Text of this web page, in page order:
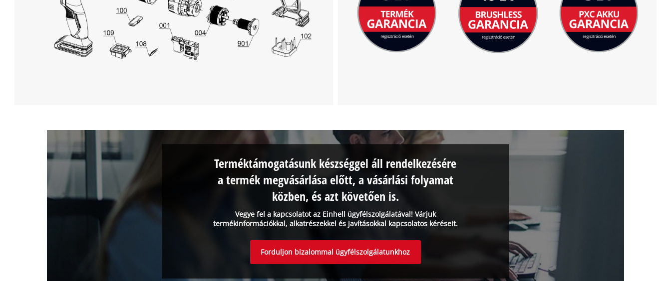
Powered by
Usercentrics Consent
Management Platform
Vegye fel a kapcsolatot az Einhell ügyfélszolgálatával! Várjuk
termékinformációkkal, alkatrészekkel és javításokkal kapcsolatos kéréseit.
Terméktámogatásunk készséggel áll rendelkezésére
a termék megvásárlása előtt, a vásárlási folyamat
közben, és azt követően is.
Forduljon bizalommal ügyfélszolgálatunkhoz